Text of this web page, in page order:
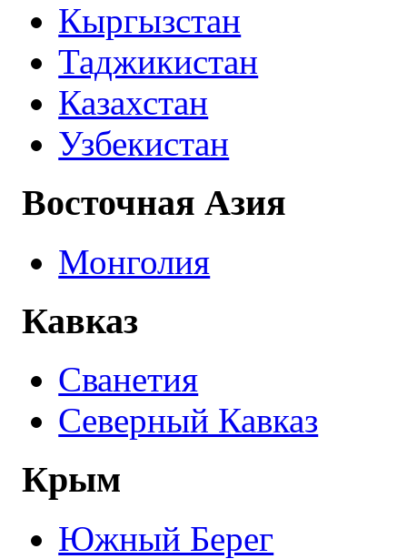
Кыргызстан
Таджикистан
Казахстан
Узбекистан
Восточная Азия
Монголия
Кавказ
Сванетия
Северный Кавказ
Крым
Южный Берег